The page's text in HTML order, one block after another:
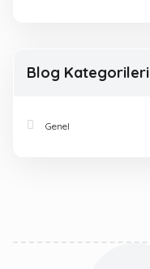
Blog Kategorileri
Genel